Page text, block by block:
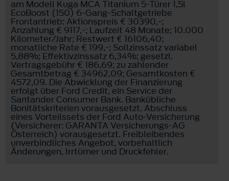
am Modell Kuga MCA Titanium 5-Türer 1,5l
EcoBoost (150) 6-Gang-Schaltgetriebe
Frontantrieb: Aktionspreis € 30390,-;
Anzahlung € 9117,-; Laufzeit 48 Monate; 10.000
Kilometer/Jahr; Restwert € 16106,40;
monatliche Rate € 199,-; Sollzinssatz variabel
5,88%; Effektivzinssatz 6,34%; gesetzl.
Vertragsgebühr € 186,69; zu zahlender
Gesamtbetrag € 34962,09; Gesamtkosten €
4572,09. Die Abwicklung der Finanzierung
erfolgt über Ford Credit, ein Service der
Santander Consumer Bank. Bankübliche
Bonitätskriterien vorausgesetzt. Abschluss
eines Vorteilssets der Ford Auto-Versicherung
(Versicherer: GARANTA Versicherungs-AG
Österreich) vorausgesetzt. Freibleibendes
unverbindliches Angebot, vorbehaltlich
Änderungen, Irrtümer und Druckfehler.